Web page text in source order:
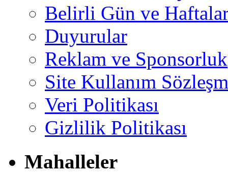
Belirli Gün ve
Duyurular
Reklam ve Sponsorluk
Site Kullanım
Veri Politikası
Gizlilik Politikası
Mahalleler